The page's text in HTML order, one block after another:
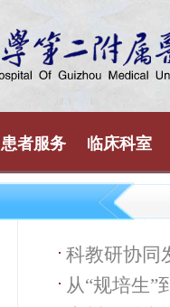
患者服务 临床科室
科教研协同
多举措推进
从“规培生”